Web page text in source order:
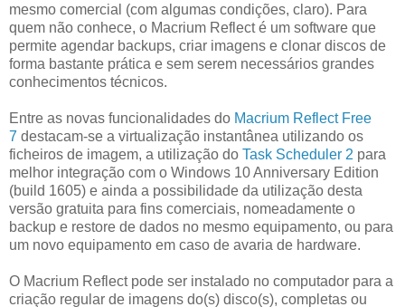
mesmo comercial (com algumas condições, claro). Para
quem não conhece, o Macrium Reflect é um software que
permite agendar backups, criar imagens e clonar discos de
forma bastante prática e sem serem necessários grandes
conhecimentos técnicos.
Entre as novas funcionalidades do Macrium Reflect Free
7 destacam-se a virtualização instantânea utilizando os
ficheiros de imagem, a utilização do Task Scheduler 2 para
melhor integração com o Windows 10 Anniversary Edition
(build 1605) e ainda a possibilidade da utilização desta
versão gratuita para fins comerciais, nomeadamente o
backup e restore de dados no mesmo equipamento, ou para
um novo equipamento em caso de avaria de hardware.
O Macrium Reflect pode ser instalado no computador para a
criação regular de imagens do(s) disco(s), completas ou